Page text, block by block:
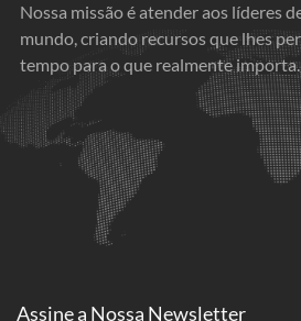
Nossa missão é atender aos líderes
mundo, criando recursos que lhes
tempo para o que realmente importa.
Assine a Nossa Newsletter